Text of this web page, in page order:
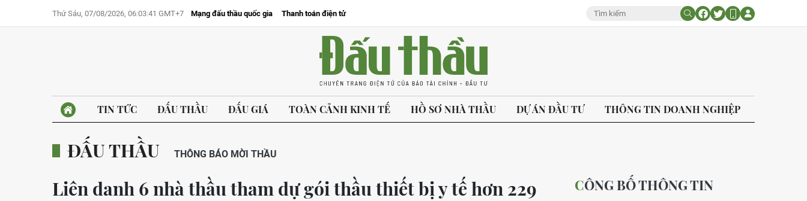
Thứ Sáu, 07/08/2026, 06:03:41 GMT+7 Mạng đấu thầu quốc gia Thanh toán điện tử
TIN TỨC ĐẤU THẦU ĐẤU GIÁ TOÀN CẢNH KINH TẾ HỒ SƠ NHÀ THẦU DỰ ÁN ĐẦU TƯ THÔNG TIN DOANH NGHIỆP
ĐẤU THẦU THÔNG BÁO MỜI THẦU
Liên danh 6 nhà thầu tham dự gói thầu thiết bị y tế hơn 229
CÔNG BỐ THÔNG TIN